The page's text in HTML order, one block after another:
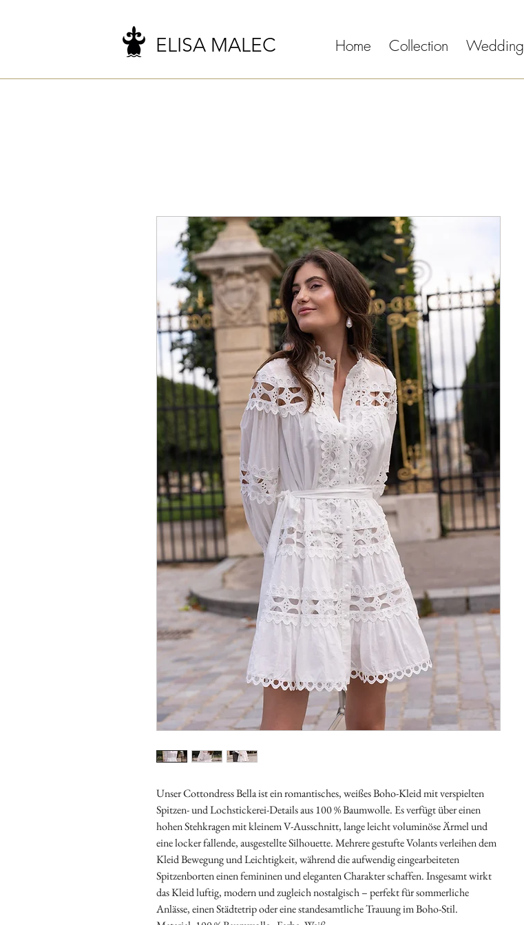
ELISA MALEC Home Collection Wedding
Unser Cottondress Bella ist ein romantisches, weißes Boho-Kleid mit verspielten
Spitzen- und Lochstickerei-Details aus 100 % Baumwolle. Es verfügt über einen
hohen Stehkragen mit kleinem V-Ausschnitt, lange leicht voluminöse Ärmel und
eine locker fallende, ausgestellte Silhouette. Mehrere gestufte Volants verleihen dem
Kleid Bewegung und Leichtigkeit, während die aufwendig eingearbeiteten
Spitzenborten einen femininen und eleganten Charakter schaffen. Insgesamt wirkt
das Kleid luftig, modern und zugleich nostalgisch – perfekt für sommerliche
Anlässe, einen Städtetrip oder eine standesamtliche Trauung im Boho-Stil.